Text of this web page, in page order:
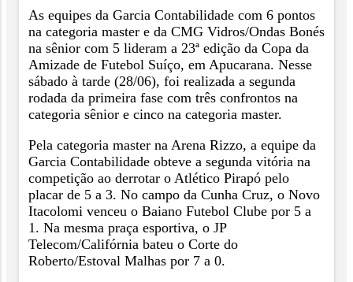
As equipes da Garcia Contabilidade com 6 pontos
na categoria master e da CMG Vidros/Ondas Bonés
na sênior com 5 lideram a 23ª edição da Copa da
Amizade de Futebol Suíço, em Apucarana. Nesse
sábado à tarde (28/06), foi realizada a segunda
rodada da primeira fase com três confrontos na
categoria sênior e cinco na categoria master.
Pela categoria master na Arena Rizzo, a equipe da
Garcia Contabilidade obteve a segunda vitória na
competição ao derrotar o Atlético Pirapó pelo
placar de 5 a 3. No campo da Cunha Cruz, o Novo
Itacolomi venceu o Baiano Futebol Clube por 5 a
1. Na mesma praça esportiva, o JP
Telecom/Califórnia bateu o Corte do
Roberto/Estoval Malhas por 7 a 0.